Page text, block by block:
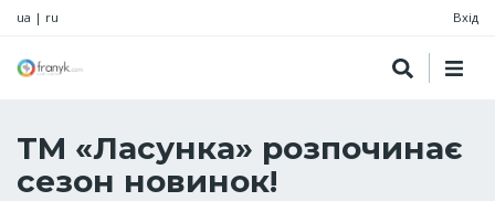
ua | ru Вхід
ТМ «Ласунка» розпочинає
сезон новинок!